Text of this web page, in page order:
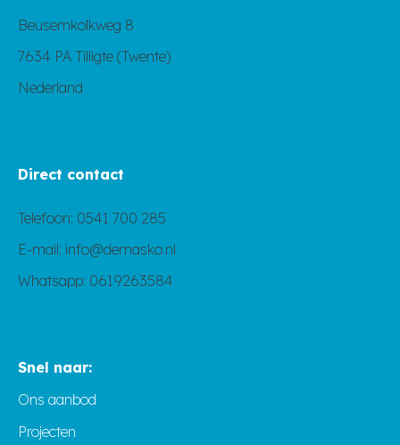
Beusemkolkweg 8
7634 PA Tilligte (Twente)
Nederland
Direct contact
Telefoon: 0541 700 285
E-mail: info@demasko.nl
Whatsapp: 0619263584
Snel naar:
Ons aanbod
Projecten